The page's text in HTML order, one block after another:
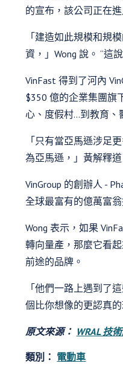
的宣布，該公司正在進
「建造如此規模和規
資，」Wong 說。 “這
VinFast 得到了河內
$350 億的企業集團旗
心、度假村…到教育、
「只有當亞馬遜涉足
為亞馬遜，」黃解釋道
VinGroup 的創辦人 -
全球最富有的億萬富翁
Wong 表示，如果
轉向量產，那麼它看
前途的品牌。
「他們一路上遇到了
個比你想像的更認真
原文來源： WRAL 技
類別： 電動車